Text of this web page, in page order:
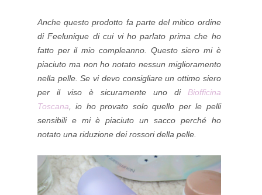
Anche questo prodotto fa parte del mitico ordine
di Feelunique di cui vi ho parlato prima che ho
fatto per il mio compleanno. Questo siero mi è
piaciuto ma non ho notato nessun miglioramento
nella pelle. Se vi devo consigliare un ottimo siero
per il viso è sicuramente uno di Biofficina
Toscana , io ho provato solo quello per le pelli
sensibili e mi è piaciuto un sacco perché ho
notato una riduzione dei rossori della pelle.